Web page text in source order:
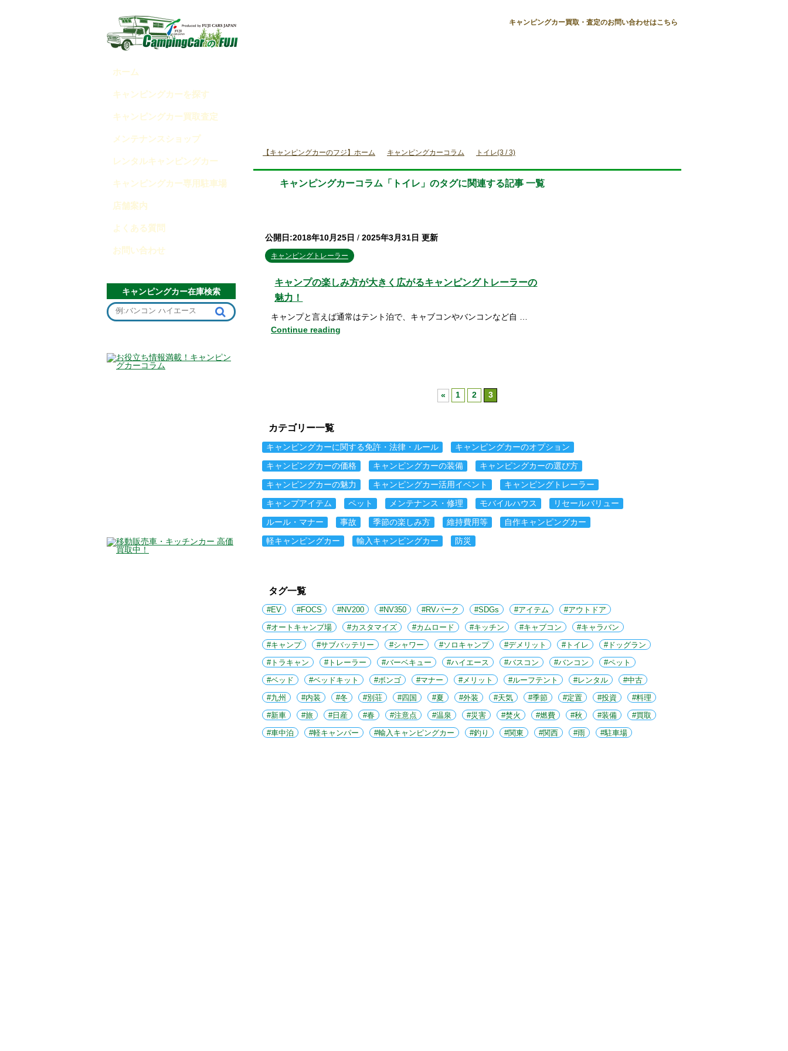
キャンピングカー買取・査定のお問い合わせはこちら
【キャンピングカーのフジ】ホーム キャンピングカーコラム トイレ(3 / 3)
キャンピングカーコラム「トイレ」のタグに関連する記事 一覧
公開日:2018年10月25日 / 2025年3月31日 更新
キャンピングトレーラー
キャンプの楽しみ方が大きく広がるキャンピングトレーラーの
魅力！
キャンプと言えば通常はテント泊で、キャブコンやバンコンなど自 …
Continue reading
« 1 2 3
カテゴリー一覧
キャンピングカーに関する免許・法律・ルール キャンピングカーのオプション
キャンピングカーの価格 キャンピングカーの装備 キャンピングカーの選び方
キャンピングカーの魅力 キャンピングカー活用イベント キャンピングトレーラー
キャンプアイテム ペット メンテナンス・修理 モバイルハウス リセールバリュー
ルール・マナー 事故 季節の楽しみ方 維持費用等 自作キャンピングカー
軽キャンピングカー 輸入キャンピングカー 防災
タグ一覧
EV FOCS NV200 NV350 RVパーク SDGs アイテム アウトドア
オートキャンプ場 カスタマイズ カムロード キッチン キャブコン キャラバン
キャンプ サブバッテリー シャワー ソロキャンプ デメリット トイレ ドッグラン
トラキャン トレーラー バーベキュー ハイエース バスコン バンコン ペット
ベッド ベッドキット ボンゴ マナー メリット ルーフテント レンタル 中古
九州 内装 冬 別荘 四国 夏 外装 天気 季節 定置 投資 料理
新車 旅 日産 春 注意点 温泉 災害 焚火 燃費 秋 装備 買取
車中泊 軽キャンパー 輸入キャンピングカー 釣り 関東 関西 雨 駐車場
ホーム
キャンピングカーを探す
キャンピングカー買取査定
メンテナンスショップ
レンタルキャンピングカー
キャンピングカー専用駐車場
店舗案内
よくある質問
お問い合わせ
キャンピングカー在庫検索